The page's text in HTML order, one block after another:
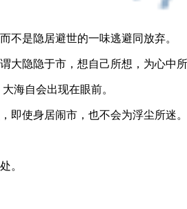
不是隐居避世的一味逃避同放弃。
隐隐于市，想自己所想，为心中
海自会出现在眼前。
即使身居闹市，也不会为浮尘所
。